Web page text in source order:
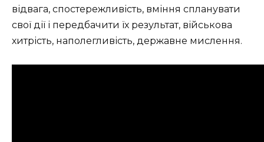
відвага, спостережливість, вміння спланувати
свої дії і передбачити їх результат, військова
хитрість, наполегливість, державне мислення.